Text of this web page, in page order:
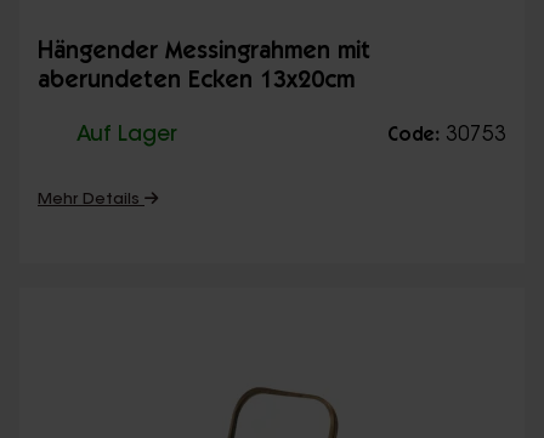
Hängender Messingrahmen mit
aberundeten Ecken 13x20cm
Auf Lager Code: 30753
Mehr Details